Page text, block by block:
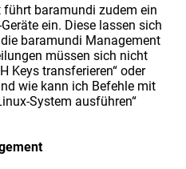
baramundi zudem ein
ein. Diese lassen sich
baramundi Management
müssen sich nicht
Keys transferieren“ oder
wie kann ich Befehle mit
System ausführen“